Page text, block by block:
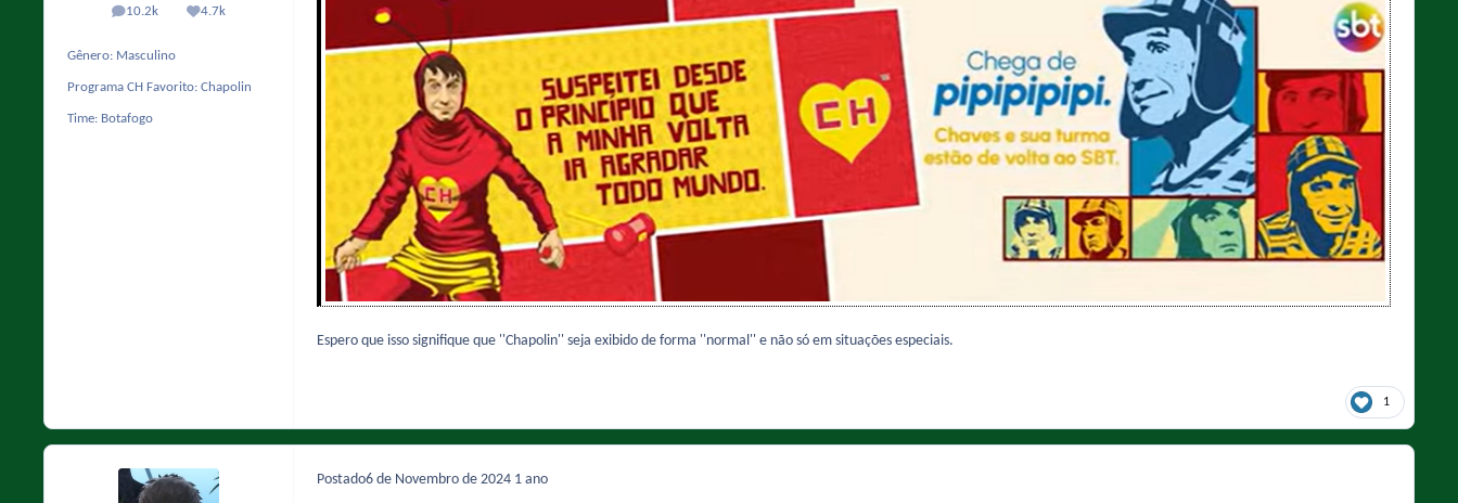
10.2k
posts 4.7k
Reputação
Gênero: Masculino
Programa CH Favorito: Chapolin
Time: Botafogo
Espero que isso signifique que ''Chapolin'' seja exibido de forma ''normal'' e não só em situações especiais.
1
Postado6 de Novembro de 2024 1 ano